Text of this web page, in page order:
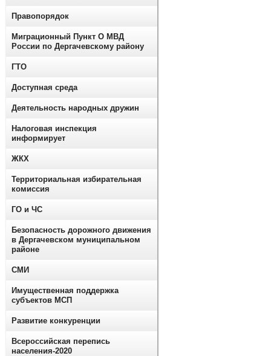
Правопорядок
Миграционный Пункт О МВД
России по Дергачевскому району
ГТО
Доступная среда
Деятельность народных дружин
Налоговая инспекция
информирует
ЖКХ
Территориальная избирательная
комиссия
ГО и ЧС
Безопасность дорожного движения
в Дергачевском муниципальном
районе
СМИ
Имущественная поддержка
субъектов МСП
Развитие конкуренции
Всероссийская перепись
населения-2020